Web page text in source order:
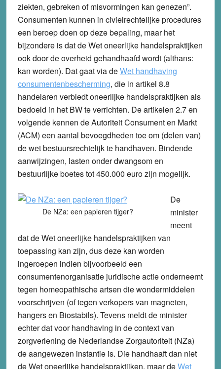
ziekten, gebreken of misvormingen kan genezen”.
Consumenten kunnen in civielrechtelijke procedures
een beroep doen op deze bepaling, maar het
bijzondere is dat de Wet oneerlijke handelspraktijken
ook door de overheid gehandhaafd wordt (althans:
kan worden). Dat gaat via deWet handhaving
consumentenbescherming, die in artikel 8.8
handelaren verbiedt oneerlijke handelspraktijken als
bedoeld in het BW te verrichten. De artikelen 2.7 en
volgende kennen de Autoriteit Consument en Markt
(ACM) een aantal bevoegdheden toe om (delen van)
de wet bestuursrechtelijk te handhaven. Bindende
aanwijzingen, lasten onder dwangsom en
bestuurlijke boetes tot 450.000 euro zijn mogelijk.
De NZa: een papieren tijger?
De
minister
meent
dat de Wet oneerlijke handelspraktijken van
toepassing kan zijn, dus deze kan worden
ingeroepen indien bijvoorbeeld een
consumentenorganisatie juridische actie onderneemt
tegen homeopathische artsen die wondermiddelen
voorschrijven (of tegen verkopers van magneten,
hangers en Biostabils). Tevens meldt de minister
echter dat voor handhaving in de context van
zorgverlening de Nederlandse Zorgautoriteit (NZa)
de aangewezen instantie is. Die handhaaft dan niet
de Wet oneerlijke handelspraktijken, maar deWet